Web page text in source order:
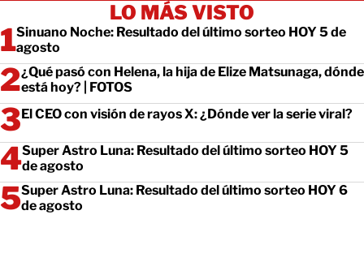
LO MÁS VISTO
Sinuano Noche: Resultado del último sorteo HOY 5 de
agosto
¿Qué pasó con Helena, la hija de Elize Matsunaga, dónde
está hoy? | FOTOS
El CEO con visión de rayos X: ¿Dónde ver la serie viral?
Super Astro Luna: Resultado del último sorteo HOY 5
de agosto
Super Astro Luna: Resultado del último sorteo HOY 6
de agosto